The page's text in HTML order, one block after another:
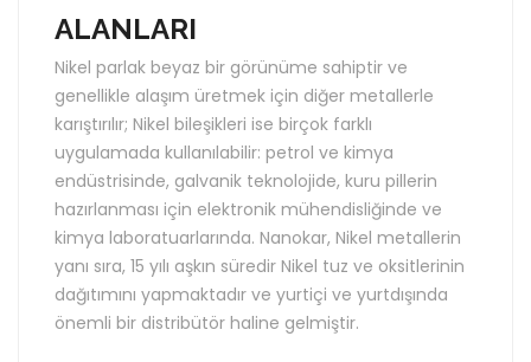
ALANLARI
Nikel parlak beyaz bir görünüme sahiptir ve
genellikle alaşım üretmek için diğer metallerle
karıştırılır; Nikel bileşikleri ise birçok farklı
uygulamada kullanılabilir: petrol ve kimya
endüstrisinde, galvanik teknolojide, kuru pillerin
hazırlanması için elektronik mühendisliğinde ve
kimya laboratuarlarında. Nanokar, Nikel metallerin
yanı sıra, 15 yılı aşkın süredir Nikel tuz ve oksitlerinin
dağıtımını yapmaktadır ve yurtiçi ve yurtdışında
önemli bir distribütör haline gelmiştir.